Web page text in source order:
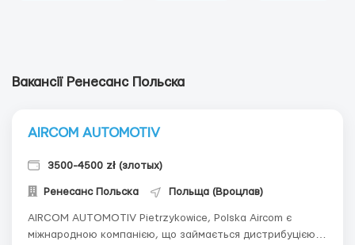
Вакансії Ренесанс Польска
AIRCOM AUTOMOTIV
3500-4500 zł (злотых)
Ренесанс Польска Польща (Вроцлав)
AIRCOM AUTOMOTIV Pietrzykowice, Polska Aircom є
міжнародною компанією, що займається дистрибуцією